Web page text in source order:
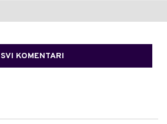
SVI KOMENTARI